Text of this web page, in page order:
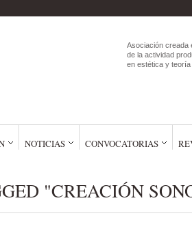
Asociación creada
de la actividad
en estética y teoría
NOTICIAS CONVOCATORIAS
"CREACIÓN